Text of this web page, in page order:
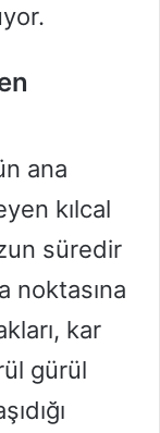
ana
kılcal
süredir
noktasına
kar
gürül